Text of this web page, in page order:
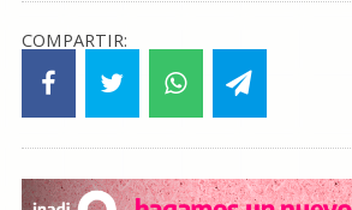
COMPARTIR: